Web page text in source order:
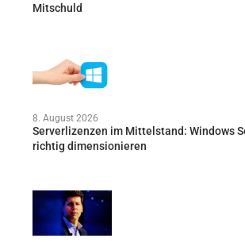
Mitschuld
8. August 2026
Serverlizenzen im Mittelstand: Windows
richtig dimensionieren